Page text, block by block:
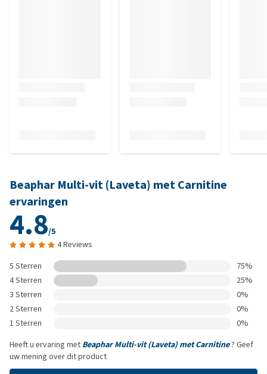
Beaphar Multi-vit (Laveta) met Carnitine
ervaringen
4.8/5
4 Reviews
5 Sterren
75%
4 Sterren
25%
3 Sterren
0%
2 Sterren
0%
1 Sterren
0%
Heeft u ervaring met Beaphar Multi-vit (Laveta) met Carnitine? Geef
uw mening over dit product